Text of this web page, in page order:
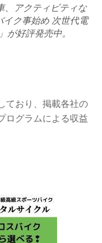
、アクティビティな
イク事始め 次世代電
好評発売中。
ており、掲載各社の
ログラムによる収益